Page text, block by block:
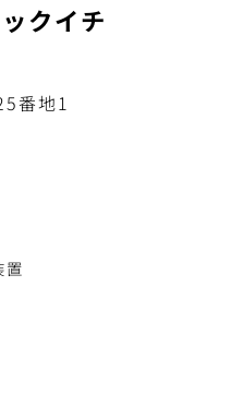
クイチ
番地1
置